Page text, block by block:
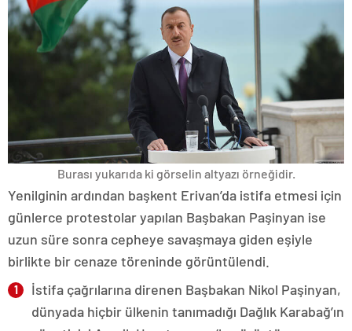
Burası yukarıda ki görselin altyazı örneğidir.
Yenilginin ardından başkent Erivan’da istifa etmesi için
günlerce protestolar yapılan Başbakan Paşinyan ise
uzun süre sonra cepheye savaşmaya giden eşiyle
birlikte bir cenaze töreninde görüntülendi.
İstifa çağrılarına direnen Başbakan Nikol Paşinyan,
dünyada hiçbir ülkenin tanımadığı Dağlık Karabağ’ın